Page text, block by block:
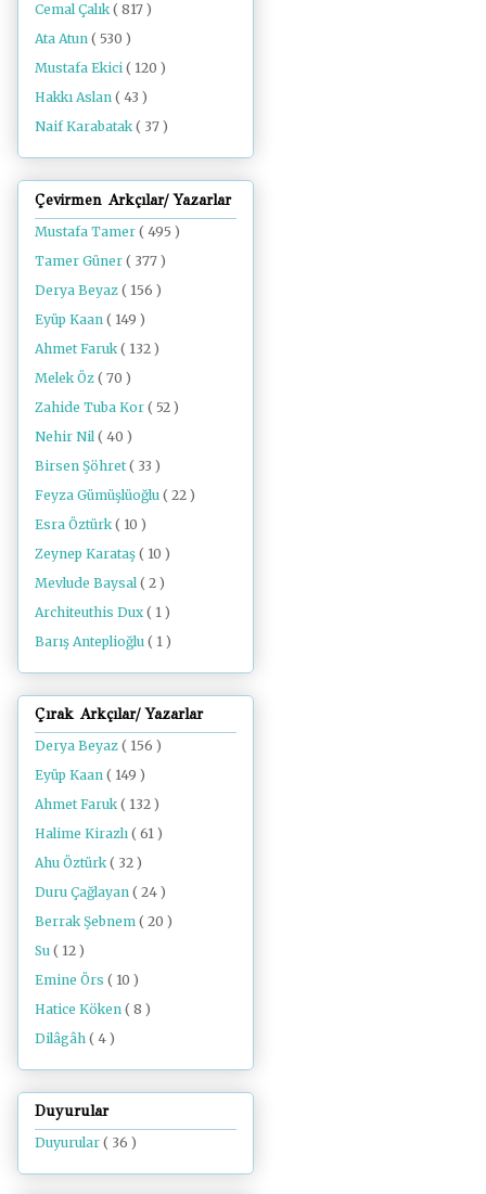
Cemal Çalık( 817 )
Ata Atun ( 530 )
Mustafa Ekici ( 120 )
Hakkı Aslan ( 43 )
Naif Karabatak( 37 )
Çevirmen Arkçılar/ Yazarlar
Mustafa Tamer ( 495 )
Tamer Güner ( 377 )
Derya Beyaz ( 156 )
Eyüp Kaan ( 149 )
Ahmet Faruk ( 132 )
Melek Öz ( 70 )
Zahide Tuba Kor ( 52 )
Nehir Nil ( 40 )
Birsen Şöhret ( 33 )
Feyza Gümüşlüoğlu ( 22 )
Esra Öztürk ( 10 )
Zeynep Karataş ( 10 )
Mevlude Baysal ( 2 )
Architeuthis Dux ( 1 )
Barış Anteplioğlu ( 1 )
Çırak Arkçılar/ Yazarlar
Derya Beyaz ( 156 )
Eyüp Kaan ( 149 )
Ahmet Faruk ( 132 )
Halime Kirazlı ( 61 )
Ahu Öztürk ( 32 )
Duru Çağlayan ( 24 )
Berrak Şebnem ( 20 )
Su ( 12 )
Emine Örs ( 10 )
Hatice Köken ( 8 )
Dilâgâh ( 4 )
Duyurular
Duyurular ( 36 )